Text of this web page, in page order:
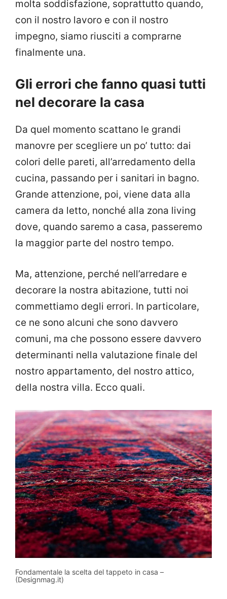
molta soddisfazione, soprattutto quando,
con il nostro lavoro e con il nostro
impegno, siamo riusciti a comprarne
finalmente una.
Gli errori che fanno quasi tutti
nel decorare la casa
Da quel momento scattano le grandi
manovre per scegliere un po’ tutto: dai
colori delle pareti, all’arredamento della
cucina, passando per i sanitari in bagno.
Grande attenzione, poi, viene data alla
camera da letto, nonché alla zona living
dove, quando saremo a casa, passeremo
la maggior parte del nostro tempo.
Ma, attenzione, perché nell’arredare e
decorare la nostra abitazione, tutti noi
commettiamo degli errori. In particolare,
ce ne sono alcuni che sono davvero
comuni, ma che possono essere davvero
determinanti nella valutazione finale del
nostro appartamento, del nostro attico,
della nostra villa. Ecco quali.
Fondamentale la scelta del tappeto in casa –
(Designmag.it)